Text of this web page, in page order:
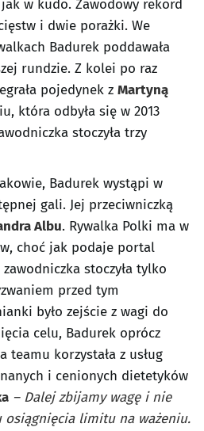
w kudo. Zawodowy rekord
i dwie porażki. We
Badurek poddawała
rundzie. Z kolei po raz
pojedynek z Martyną
która odbyła się w 2013
stoczyła trzy
Badurek wystąpi w
gali. Jej przeciwniczką
Albu. Rywalka Polki ma w
choć jak podaje portal
stoczyła tylko
przed tym
było zejście z wagi do
celu, Badurek oprócz
teamu korzystała z usług
i cenionych dietetyków
– Dalej zbijamy wagę i nie
limitu na ważeniu.